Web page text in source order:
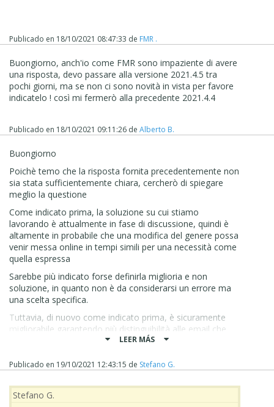
Publicado en 18/10/2021 08:47:33 de FMR .
Buongiorno, anch'io come FMR sono impaziente di avere
una risposta, devo passare alla versione 2021.4.5 tra
pochi giorni, ma se non ci sono novità in vista per favore
indicatelo ! così mi fermerò alla precedente 2021.4.4
Publicado en 18/10/2021 09:11:26 de Alberto B.
Buongiorno
Poichè temo che la risposta fornita precedentemente non
sia stata sufficientemente chiara, cercherò di spiegare
meglio la questione
Come indicato prima, la soluzione su cui stiamo
lavorando è attualmente in fase di discussione, quindi è
altamente in probabile che una modifica del genere possa
venir messa online in tempi simili per una necessità come
quella espressa
Sarebbe più indicato forse definirla miglioria e non
soluzione, in quanto non è da considerarsi un errore ma
una scelta specifica.
Tuttavia, di nuovo come indicato prima, è sicuramente
migliorabile garantendo più distinguibilità alle email che
arrivano ed è ciò su cui stiamo lavorando
Vi posso solo perciò invitare a pazientare fino a che non ci
saranno più novità a riguardo, che saranno rese note
Grazie
LEER MÁS
Publicado en 19/10/2021 12:43:15 de Stefano G.
Stefano G.